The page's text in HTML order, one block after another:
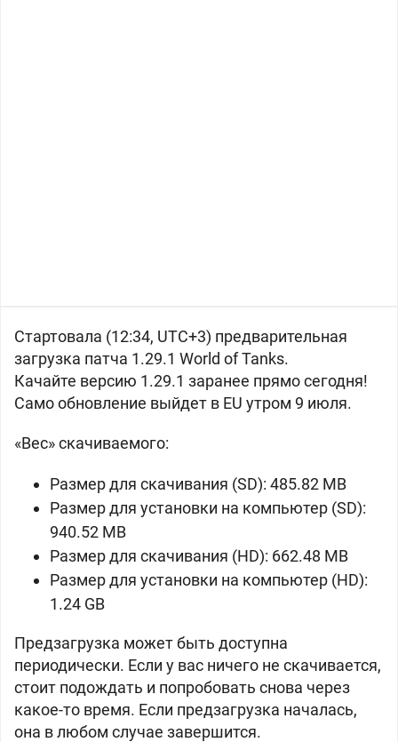
Стартовала (12:34, UTC+3) предварительная
загрузка патча 1.29.1 World of Tanks.
Качайте версию 1.29.1 заранее прямо сегодня!
Само обновление выйдет в EU утром 9 июля.
«Вес» скачиваемого:
Размер для скачивания (SD): 485.82 MB
Размер для установки на компьютер (SD):
940.52 MB
Размер для скачивания (HD): 662.48 MB
Размер для установки на компьютер (HD):
1.24 GB
Предзагрузка может быть доступна
периодически. Если у вас ничего не скачивается,
стоит подождать и попробовать снова через
какое-то время. Если предзагрузка началась,
она в любом случае завершится.